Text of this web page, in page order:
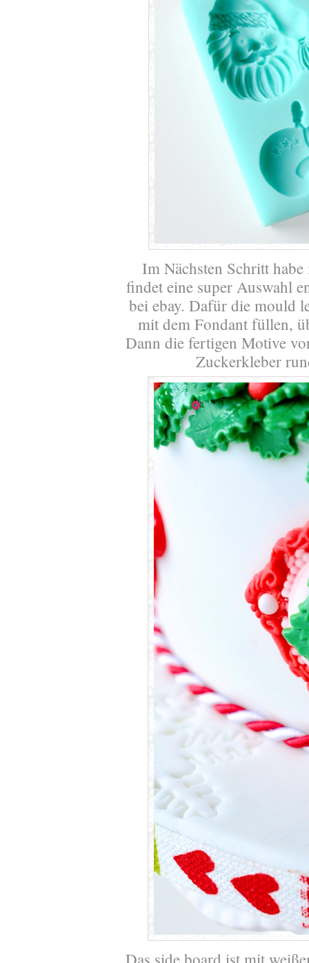
Im Nächsten Schritt
findet eine super Auswahl
bei ebay. Dafür die mould
mit dem Fondant füllen,
Dann die fertigen Motive
Zuckerkleber
Das side board ist mit